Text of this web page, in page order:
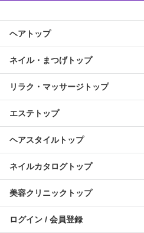
ヘアトップ
ネイル・まつげトップ
リラク・マッサージトップ
エステトップ
ヘアスタイルトップ
ネイルカタログトップ
美容クリニックトップ
ログイン / 会員登録